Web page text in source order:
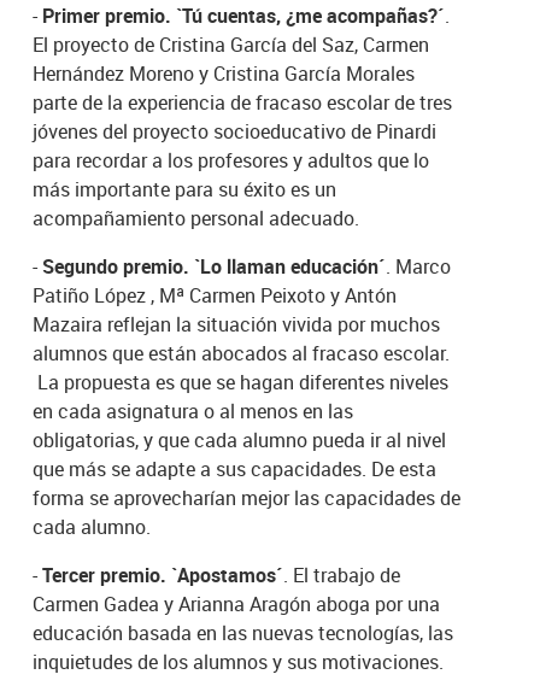
- Primer premio. `Tú cuentas, ¿me acompañas?´.
El proyecto de Cristina García del Saz, Carmen
Hernández Moreno y Cristina García Morales
parte de la experiencia de fracaso escolar de tres
jóvenes del proyecto socioeducativo de Pinardi
para recordar a los profesores y adultos que lo
más importante para su éxito es un
acompañamiento personal adecuado.
- Segundo premio. `Lo llaman educación´. Marco
Patiño López , Mª Carmen Peixoto y Antón
Mazaira reflejan la situación vivida por muchos
alumnos que están abocados al fracaso escolar.
La propuesta es que se hagan diferentes niveles
en cada asignatura o al menos en las
obligatorias, y que cada alumno pueda ir al nivel
que más se adapte a sus capacidades. De esta
forma se aprovecharían mejor las capacidades de
cada alumno.
-Tercer premio. `Apostamos´. El trabajo de
Carmen Gadea y Arianna Aragón aboga por una
educación basada en las nuevas tecnologías, las
inquietudes de los alumnos y sus motivaciones.